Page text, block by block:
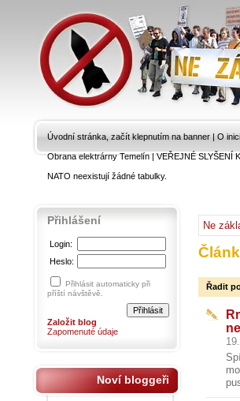
Úvodní stránka, začít klepnutím na banner | O
Obrana elektrárny Temelín|VEŘEJNÉ SLYŠENÍ
NATO neexistují žádné tabulky.
Ne
Řadit
Přihlášení
Login:
Heslo:
Přihlásit automaticky při
příští návštěvě.
Založit blog
Zapomenuté údaje
Noví bloggeři